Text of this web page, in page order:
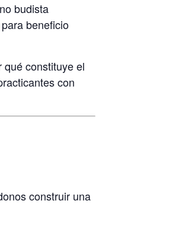
budista
beneficio
constituye el
con
construir una